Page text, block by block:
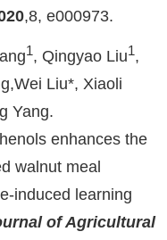
,8, e000973.
1, Qingyao Liu1,
Liu*, Xiaoli
Yang.
enhances the
walnut meal
induced learning
of Agricultural